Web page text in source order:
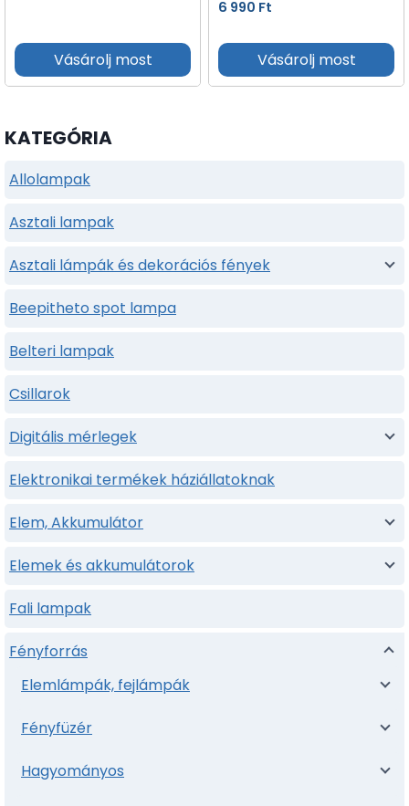
Vásárolj most
6 990 Ft
Vásárolj most
KATEGÓRIA
Allolampak
Asztali lampak
Asztali lámpák és dekorációs fények
Beepitheto spot lampa
Belteri lampak
Csillarok
Digitális mérlegek
Elektronikai termékek háziállatoknak
Elem, Akkumulátor
Elemek és akkumulátorok
Fali lampak
Fényforrás
Elemlámpák, fejlámpák
Fényfüzér
Hagyományos